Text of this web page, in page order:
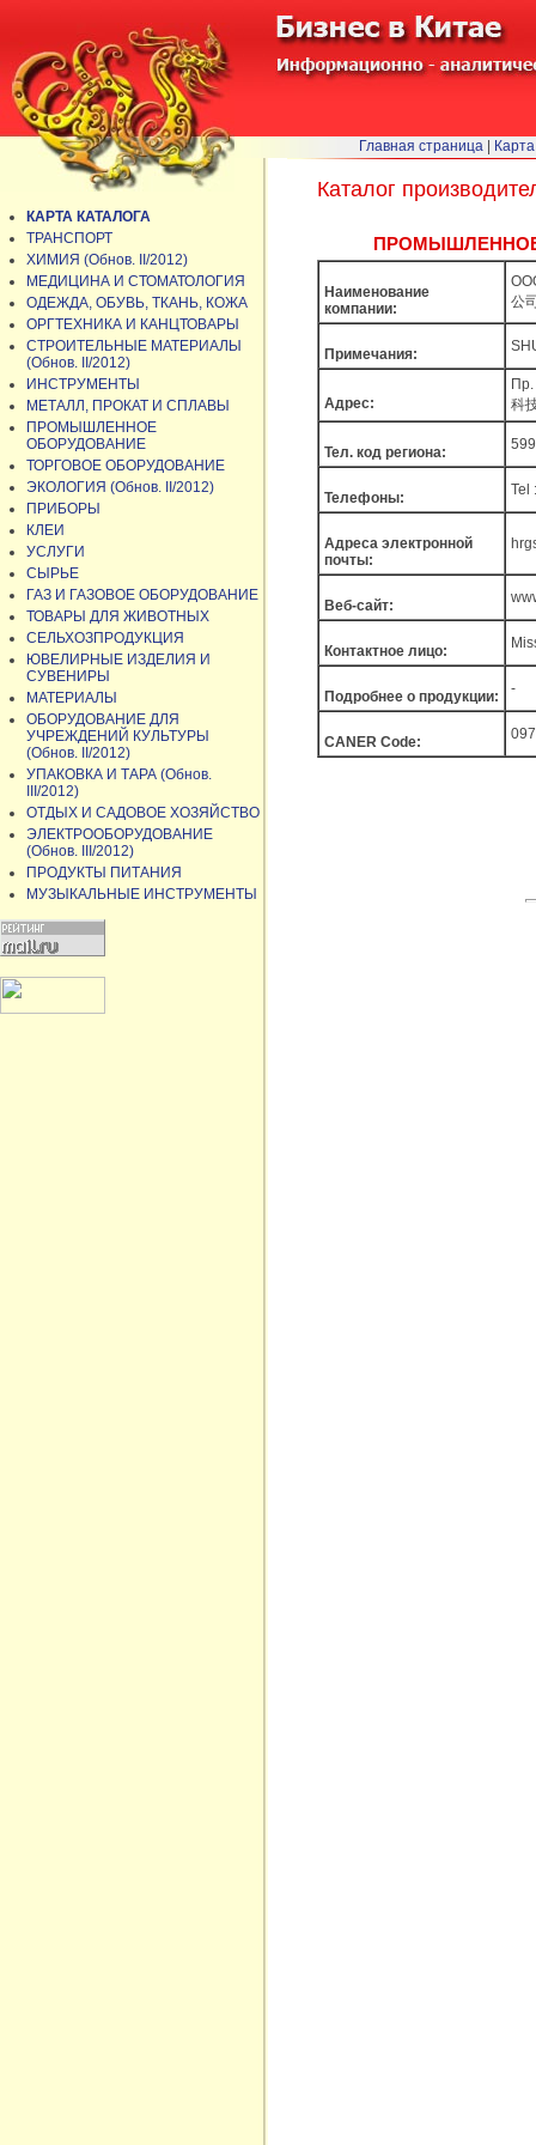
Каталог
ПРОМЫШЛЕННОЕ
Наименование
компании:
公
Примечания:
Адрес:
科
Тел. код региона: 599
Телефоны: Tel
Адреса электронной
почты:
Веб-сайт:
Контактное лицо:
Подробнее о продукции: -
CANER Code:
Главная страница
КАРТА КАТАЛОГА
ТРАНСПОРТ
ХИМИЯ (Обнов. II/2012)
МЕДИЦИНА И СТОМАТОЛОГИЯ
ОДЕЖДА, ОБУВЬ, ТКАНЬ, КОЖА
ОРГТЕХНИКА И КАНЦТОВАРЫ
СТРОИТЕЛЬНЫЕ МАТЕРИАЛЫ
(Обнов. II/2012)
ИНСТРУМЕНТЫ
МЕТАЛЛ, ПРОКАТ И СПЛАВЫ
ПРОМЫШЛЕННОЕ
ОБОРУДОВАНИЕ
ТОРГОВОЕ ОБОРУДОВАНИЕ
ЭКОЛОГИЯ (Обнов. II/2012)
ПРИБОРЫ
КЛЕИ
УСЛУГИ
СЫРЬЕ
ГАЗ И ГАЗОВОЕ ОБОРУДОВАНИЕ
ТОВАРЫ ДЛЯ ЖИВОТНЫХ
СЕЛЬХОЗПРОДУКЦИЯ
ЮВЕЛИРНЫЕ ИЗДЕЛИЯ И
СУВЕНИРЫ
МАТЕРИАЛЫ
ОБОРУДОВАНИЕ ДЛЯ
УЧРЕЖДЕНИЙ КУЛЬТУРЫ
(Обнов. II/2012)
УПАКОВКА И ТАРА (Обнов.
III/2012)
ОТДЫХ И САДОВОЕ ХОЗЯЙСТВО
ЭЛЕКТРООБОРУДОВАНИЕ
(Обнов. III/2012)
ПРОДУКТЫ ПИТАНИЯ
МУЗЫКАЛЬНЫЕ ИНСТРУМЕНТЫ